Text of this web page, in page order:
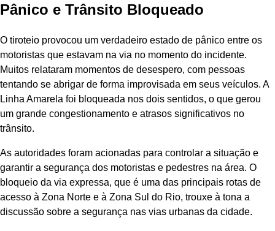
Pânico e Trânsito Bloqueado
O tiroteio provocou um verdadeiro estado de pânico entre os
motoristas que estavam na via no momento do incidente.
Muitos relataram momentos de desespero, com pessoas
tentando se abrigar de forma improvisada em seus veículos. A
Linha Amarela foi bloqueada nos dois sentidos, o que gerou
um grande congestionamento e atrasos significativos no
trânsito.
As autoridades foram acionadas para controlar a situação e
garantir a segurança dos motoristas e pedestres na área. O
bloqueio da via expressa, que é uma das principais rotas de
acesso à Zona Norte e à Zona Sul do Rio, trouxe à tona a
discussão sobre a segurança nas vias urbanas da cidade.